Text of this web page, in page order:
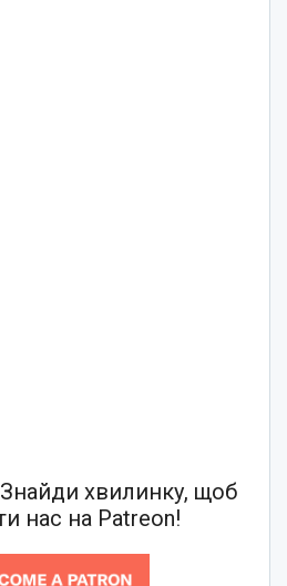
хвилинку, щоб
нас на Patreon!